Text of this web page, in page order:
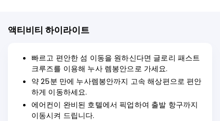
액티비티 하이라이트
빠르고 편안한 섬 이동을 원하신다면 글로리 패스트
크루즈를 이용해 누사 렘봉안으로 가세요.
약 25분 만에 누사렘봉안까지 고속 해상편으로 편안
하게 이동하세요.
에어컨이 완비된 호텔에서 픽업하여 출발 항구까지
이동시켜 드립니다.